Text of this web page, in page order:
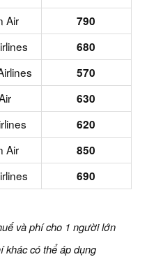
Air
790
680
570
630
620
Air
850
690
và phí cho 1 người lớn
khác có thể áp dụng